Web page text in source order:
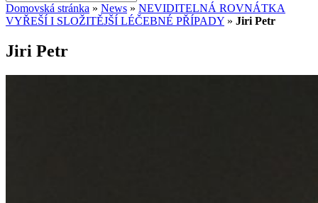
Domovská stránka » News » NEVIDITELNÁ ROVNÁTKA
VYŘEŠÍ I SLOŽITĚJŠÍ LÉČEBNÉ PŘÍPADY » Jiri Petr
Jiri Petr